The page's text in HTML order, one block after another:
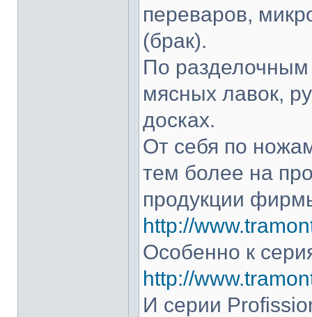
переваров,
(брак).
По разделочным
мясных лавок,
досках.
От себя по
тем более на
продукции
http://
Особенно к
http://
И серии